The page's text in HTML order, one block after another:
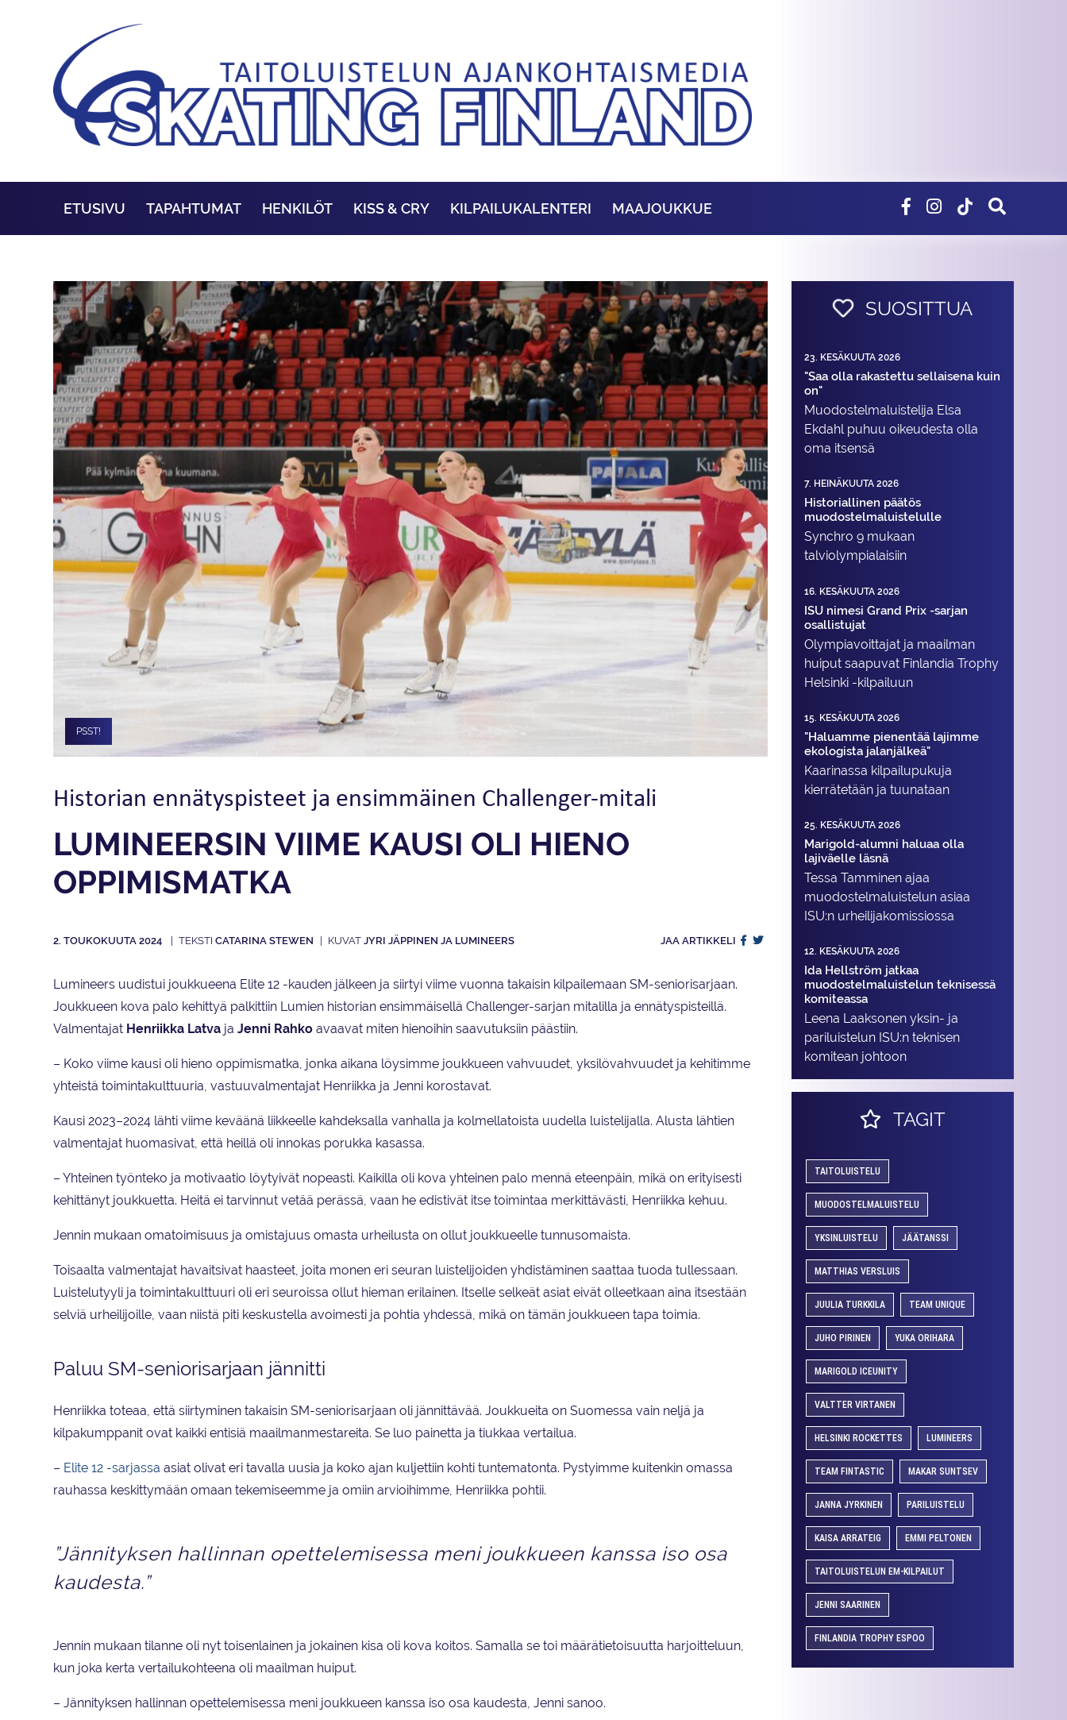
ETUSIVU TAPAHTUMAT HENKILÖT KISS & CRY KILPAILUKALENTERI MAAJOUKKUE
PSST!
Historian ennätyspisteet ja ensimmäinen Challenger-mitali
LUMINEERSIN VIIME KAUSI OLI HIENO
OPPIMISMATKA
2. TOUKOKUUTA 2024 CATARINA STEWEN JYRI JÄPPINEN JA LUMINEERS JAA ARTIKKELI
Lumineers uudistui joukkueena Elite 12 -kauden jälkeen ja siirtyi viime vuonna takaisin kilpailemaan SM-seniorisarjaan.
Joukkueen kova palo kehittyä palkittiin Lumien historian ensimmäisellä Challenger-sarjan mitalilla ja ennätyspisteillä.
Valmentajat Henriikka Latva ja Jenni Rahko avaavat miten hienoihin saavutuksiin päästiin.
– Koko viime kausi oli hieno oppimismatka, jonka aikana löysimme joukkueen vahvuudet, yksilövahvuudet ja kehitimme
yhteistä toimintakulttuuria, vastuuvalmentajat Henriikka ja Jenni korostavat.
Kausi 2023–2024 lähti viime keväänä liikkeelle kahdeksalla vanhalla ja kolmellatoista uudella luistelijalla. Alusta lähtien
valmentajat huomasivat, että heillä oli innokas porukka kasassa.
– Yhteinen työnteko ja motivaatio löytyivät nopeasti. Kaikilla oli kova yhteinen palo mennä eteenpäin, mikä on erityisesti
kehittänyt joukkuetta. Heitä ei tarvinnut vetää perässä, vaan he edistivät itse toimintaa merkittävästi, Henriikka kehuu.
Jennin mukaan omatoimisuus ja omistajuus omasta urheilusta on ollut joukkueelle tunnusomaista.
Toisaalta valmentajat havaitsivat haasteet, joita monen eri seuran luistelijoiden yhdistäminen saattaa tuoda tullessaan.
Luistelutyyli ja toimintakulttuuri oli eri seuroissa ollut hieman erilainen. Itselle selkeät asiat eivät olleetkaan aina itsestään
selviä urheilijoille, vaan niistä piti keskustella avoimesti ja pohtia yhdessä, mikä on tämän joukkueen tapa toimia.
Paluu SM-seniorisarjaan jännitti
Henriikka toteaa, että siirtyminen takaisin SM-seniorisarjaan oli jännittävää. Joukkueita on Suomessa vain neljä ja
kilpakumppanit ovat kaikki entisiä maailmanmestareita. Se luo painetta ja tiukkaa vertailua.
– Elite 12 -sarjassa asiat olivat eri tavalla uusia ja koko ajan kuljettiin kohti tuntematonta. Pystyimme kuitenkin omassa
rauhassa keskittymään omaan tekemiseemme ja omiin arvioihimme, Henriikka pohtii.
”Jännityksen hallinnan opettelemisessa meni joukkueen kanssa iso osa
kaudesta.”
Jennin mukaan tilanne oli nyt toisenlainen ja jokainen kisa oli kova koitos. Samalla se toi määrätietoisuutta harjoitteluun,
kun joka kerta vertailukohteena oli maailman huiput.
– Jännityksen hallinnan opettelemisessa meni joukkueen kanssa iso osa kaudesta, Jenni sanoo.
SUOSITTUA
23. KESÄKUUTA 2026
"Saa olla rakastettu sellaisena kuin
on"
Muodostelma­luistelija Elsa
Ekdahl puhuu oikeudesta olla
oma itsensä
7. HEINÄKUUTA 2026
Historiallinen päätös
muodostelmaluistelulle
Synchro 9 mukaan
talviolympialaisiin
16. KESÄKUUTA 2026
ISU nimesi Grand Prix -sarjan
osallistujat
Olympiavoittajat ja maailman
huiput saapuvat Finlandia Trophy
Helsinki -kilpailuun
15. KESÄKUUTA 2026
"Haluamme pienentää lajimme
ekologista jalanjälkeä"
Kaarinassa kilpailupukuja
kierrätetään ja tuunataan
25. KESÄKUUTA 2026
Marigold-alumni haluaa olla
lajiväelle läsnä
Tessa Tamminen ajaa
muodostelma­luistelun asiaa
ISU:n urheilija­komissiossa
12. KESÄKUUTA 2026
Ida Hellström jatkaa
muodostelmaluistelun teknisessä
komiteassa
Leena Laaksonen yksin- ja
pariluistelun ISU:n teknisen
komitean johtoon
TAGIT
TAITOLUISTELU
MUODOSTELMALUISTELU
YKSINLUISTELU JÄÄTANSSI
MATTHIAS VERSLUIS
JUULIA TURKKILA TEAM UNIQUE
JUHO PIRINEN YUKA ORIHARA
MARIGOLD ICEUNITY
VALTTER VIRTANEN
HELSINKI ROCKETTES LUMINEERS
TEAM FINTASTIC MAKAR SUNTSEV
JANNA JYRKINEN PARILUISTELU
KAISA ARRATEIG EMMI PELTONEN
TAITOLUISTELUN EM-KILPAILUT
JENNI SAARINEN
FINLANDIA TROPHY ESPOO